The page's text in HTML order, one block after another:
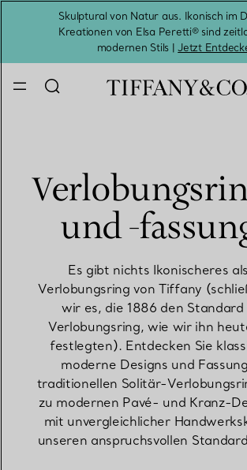
Skulptural von Natur aus. Ikonisch im
Kreationen von Elsa Peretti® sind
modernen Stils |Jetzt
und -
Es gibt nichts Ikonischeres
Verlobungsring von Tiffany
wir es, die 1886 den
Verlobungsring, wie wir ihn
festlegten). Entdecken Sie
moderne Designs und
traditionellen Solitär-
zu modernen Pavé- und Kranz-
mit unvergleichlicher
unseren anspruchsvollen